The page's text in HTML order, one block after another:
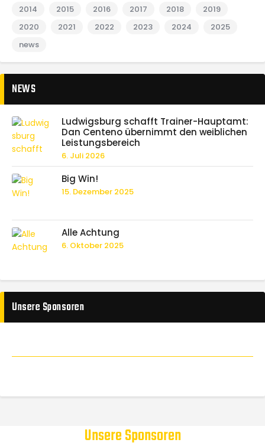
2014 2015 2016 2017 2018
2019
2020
2021 2022 2023 2024
2025
news
NEWS
Ludwigsburg schafft Trainer-Hauptamt:
Dan Centeno übernimmt den weiblichen
Leistungsbereich
6. Juli 2026
Big Win!
15. Dezember 2025
Alle Achtung
6. Oktober 2025
Unsere Sponsoren
Unsere Sponsoren